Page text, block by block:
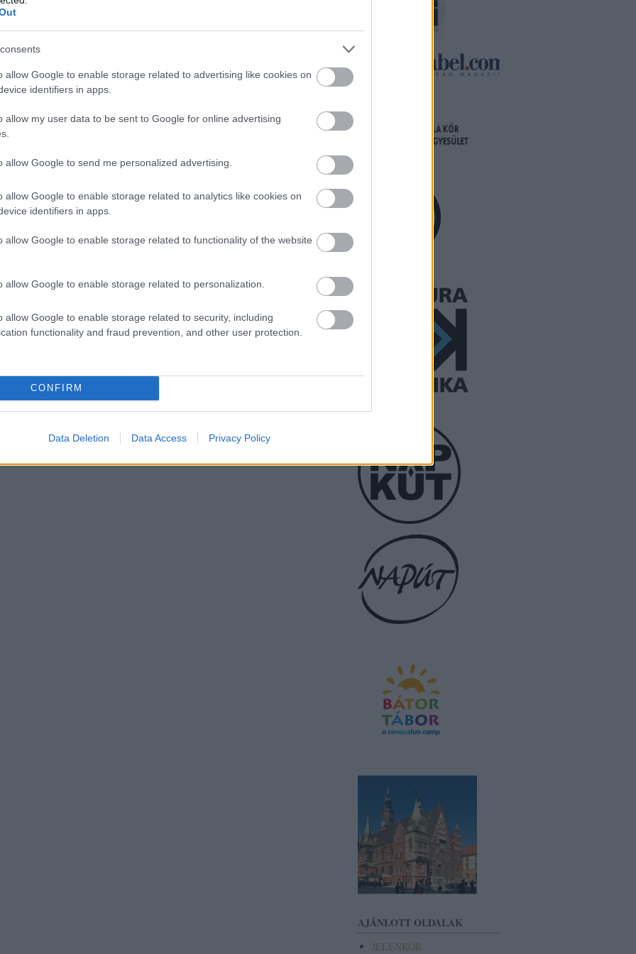
allow Google to enable storage related to advertising like cookies on
identifiers in apps.
allow my user data to be sent to Google for online advertising
allow Google to send me personalized advertising.
allow Google to enable storage related to analytics like cookies on
identifiers in apps.
allow Google to enable storage related to functionality of the website
allow Google to enable storage related to personalization.
allow Google to enable storage related to security, including
functionality and fraud prevention, and other user protection.
CONFIRM
Data Deletion Data Access Privacy Policy
AJÁNLOTT OLDALAK
JELENKOR